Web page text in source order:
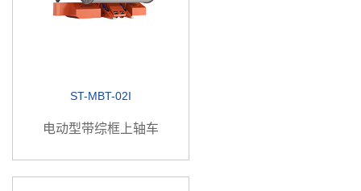
ST-MBT-02I
电动型带综框上轴车